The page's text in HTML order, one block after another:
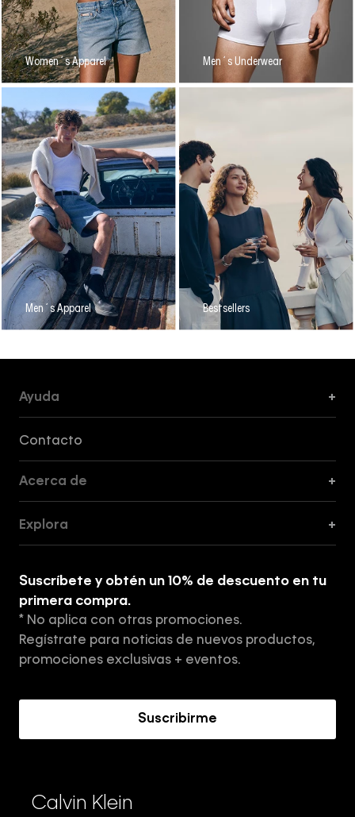
Women´s Apparel Men´s Underwear
Men´s Apparel Bestsellers
Ayuda +
Contacto
Acerca de +
Tiendas
Aviso de privacidad
Términos y Condiciones
Explora +
Suscríbete y obtén un 10% de descuento en tu
primera compra.
* No aplica con otras promociones.
Regístrate para noticias de nuevos productos,
promociones exclusivas + eventos.
Suscribirme
Calvin Klein